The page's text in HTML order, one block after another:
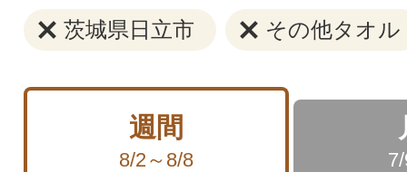
茨城県日立市 その他タオル
週間
8/2～8/8